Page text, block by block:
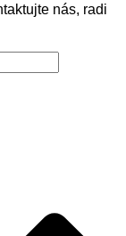
nás, radi